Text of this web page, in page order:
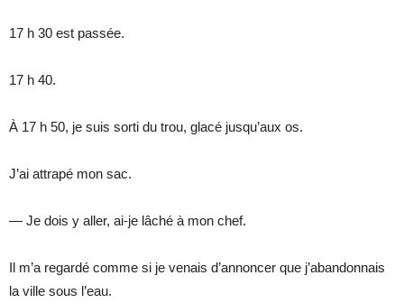
17 h 30 est passée.
17 h 40.
À 17 h 50, je suis sorti du trou, glacé jusqu’aux os.
J’ai attrapé mon sac.
— Je dois y aller, ai-je lâché à mon chef.
Il m’a regardé comme si je venais d’annoncer que j’abandonnais
la ville sous l’eau.